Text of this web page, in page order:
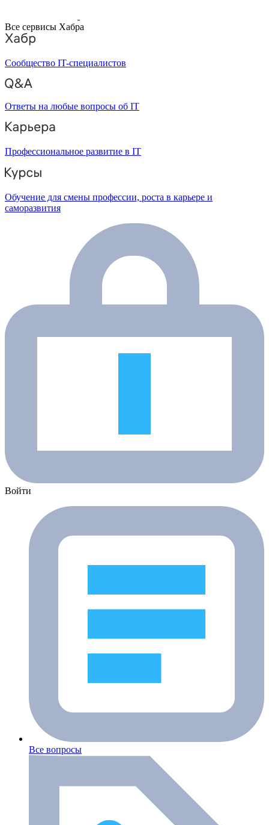
Все сервисы Хабра
Сообщество IT-специалистов
Ответы на любые вопросы об IT
Профессиональное развитие в IT
Обучение для смены профессии, роста в карьере и
саморазвития
Войти
Все вопросы